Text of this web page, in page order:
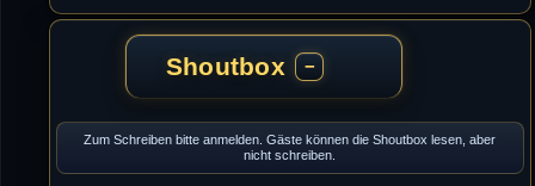
Shoutbox −
Zum Schreiben bitte anmelden. Gäste können die Shoutbox lesen, aber
nicht schreiben.